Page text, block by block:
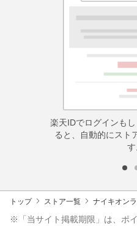
楽天IDでログインも
ると、自動的にスト
す
トップ ストア一覧 ナイキオン
※「当サイト掲載期限」は、ポ